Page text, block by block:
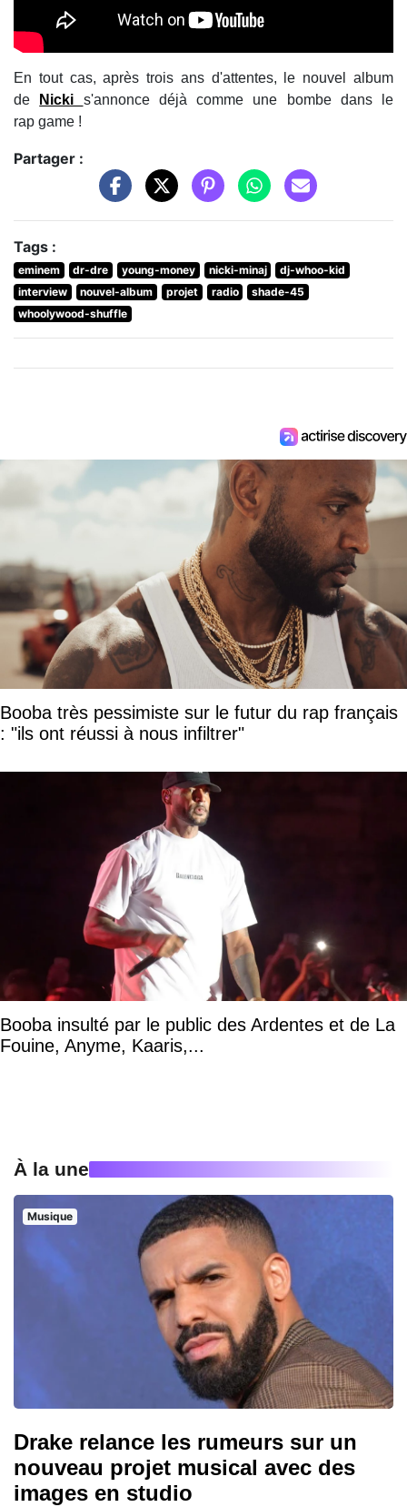
En tout cas, après trois ans d'attentes, le nouvel album
de
Nicki s'annonce déjà comme une bombe dans le
rap game !
Partager :
Tags :
eminem dr-dre young-money nicki-minaj
dj-whoo-kid
interview
nouvel-album projet radio
shade-45
whoolywood-shuffle
Booba très pessimiste sur le futur du rap français
: "ils ont réussi à nous infiltrer"
Booba insulté par le public des Ardentes et de La
Fouine, Anyme, Kaaris,...
À la une
Musique
Drake relance les rumeurs sur un
nouveau projet musical avec des
images en studio